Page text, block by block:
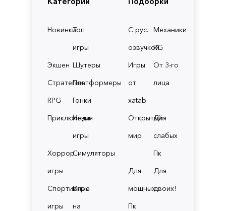
НовинкиТоп
игры
Экшен Шутеры
СтратегииПлатформеры
RPG
Гонки
Приключения
Инди
игры
Хоррор
игры
Симуляторы
Спортивные
игры
Игры
на
С рус.
озвучкой
Механики
RG
Игры
от
xatab
От 3-го
лица
Открытый
мир
Для
слабых
Пк
Для
мощных
Пк
Для
двоих!